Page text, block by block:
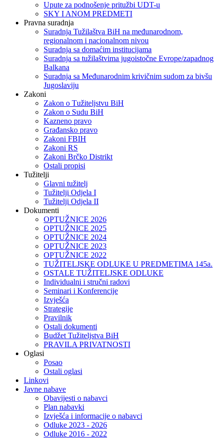
Upute za podnošenje pritužbi UDT-u
SKY I ANOM PREDMETI
Pravna suradnja
Suradnja Tužilaštva BiH na međunarodnom,
regionalnom i nacionalnom nivou
Suradnja sa domaćim institucijama
Suradnja sa tužilaštvima jugoistočne Evrope/zapadnog
Balkana
Suradnja sa Međunarodnim krivičnim sudom za bivšu
Jugoslaviju
Zakoni
Zakon o Тužiteljstvu BiH
Zakon o Sudu BiH
Kazneno pravo
Građansko pravo
Zakoni FBIH
Zakoni RS
Zakoni Brčko Distrikt
Ostali propisi
Tužitelji
Glavni tužitelj
Tužitelji Odjela I
Tužitelji Odjela II
Dokumenti
OPTUŽNICE 2026
OPTUŽNICE 2025
OPTUŽNICE 2024
OPTUŽNICE 2023
OPTUŽNICE 2022
TUŽITELJSKE ODLUKE U PREDMETIMA 145a.
OSTALE TUŽITELJSKE ODLUKE
Individualni i stručni radovi
Seminari i Konferencije
Izvješća
Strategije
Pravilnik
Ostali dokumenti
Budžet Tužiteljstva BiH
PRAVILA PRIVATNOSTI
Oglasi
Posao
Ostali oglasi
Linkovi
Javne nabave
Obavijesti o nabavci
Plan nabavki
Izvješća i informacije o nabavci
Odluke 2023 - 2026
Odluke 2016 - 2022